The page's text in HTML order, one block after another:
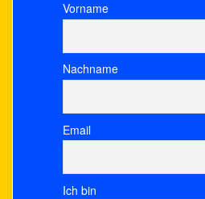
Vorname
Nachname
Email
Ich bin